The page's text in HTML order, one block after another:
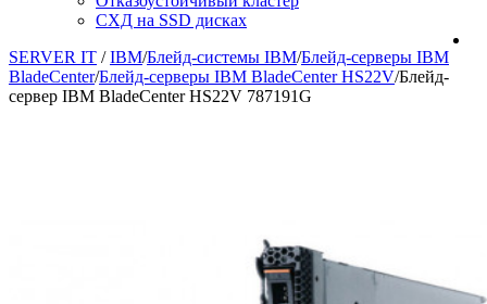
СХД на SSD дисках
SERVER IT / IBM/Блейд-системы IBM/Блейд-серверы IBM
BladeCenter/Блейд-серверы IBM BladeCenter HS22V/Блейд-
сервер IBM BladeCenter HS22V 787191G